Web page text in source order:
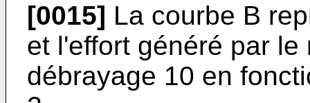
[0015] La courbe B
et l'effort généré par
débrayage 10 en